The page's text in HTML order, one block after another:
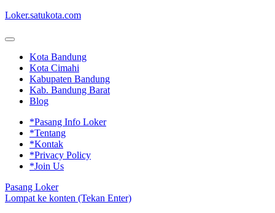
Loker.satukota.com
Kota Bandung
Kota Cimahi
Kabupaten Bandung
Kab. Bandung Barat
Blog
*Pasang Info Loker
*Tentang
*Kontak
*Privacy Policy
*Join Us
Pasang Loker
Lompat ke konten (Tekan Enter)